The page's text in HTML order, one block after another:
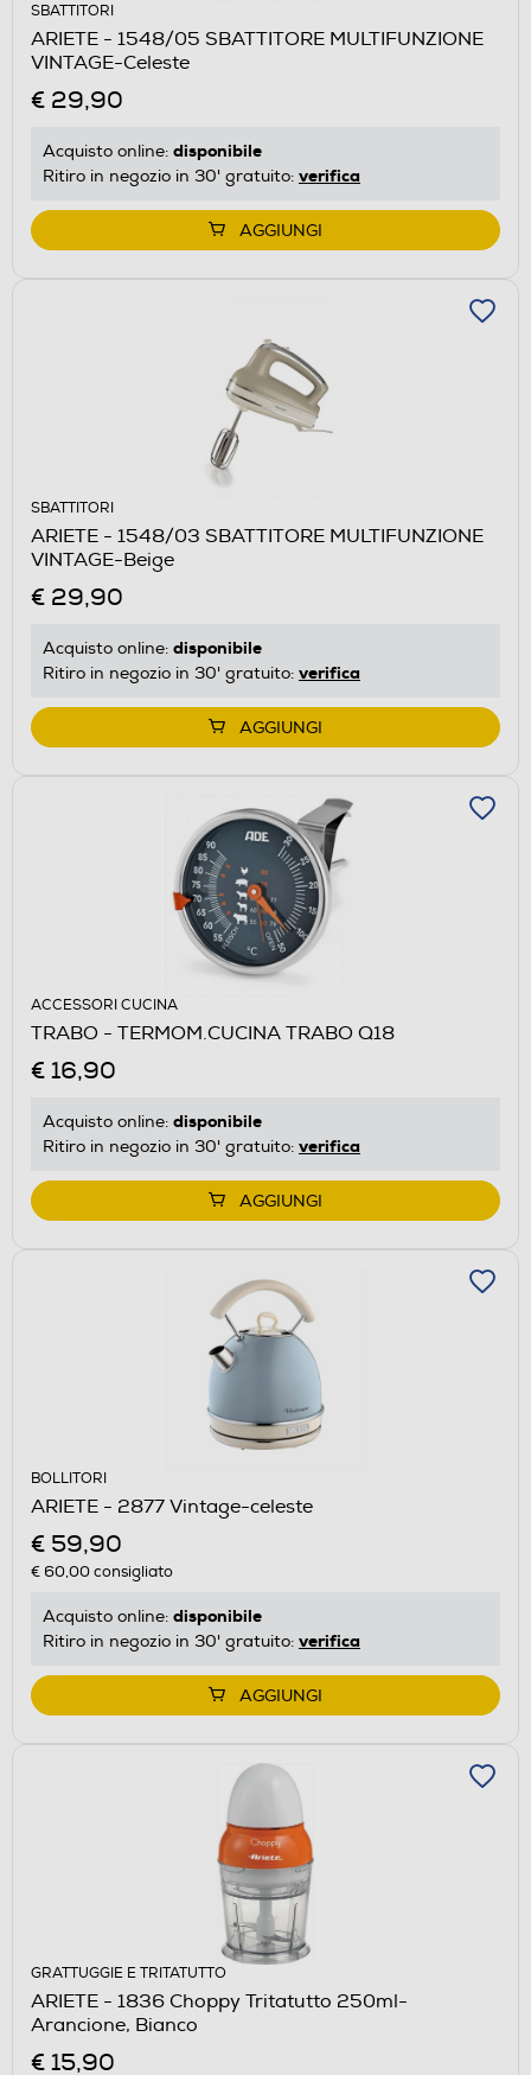
SBATTITORI
ARIETE - 1548/05 SBATTITORE MULTIFUNZIONE
VINTAGE-Celeste
€ 29,90
Acquisto online: disponibile
Ritiro in negozio in 30' gratuito: verifica
AGGIUNGI
SBATTITORI
ARIETE - 1548/03 SBATTITORE MULTIFUNZIONE
VINTAGE-Beige
€ 29,90
Acquisto online: disponibile
Ritiro in negozio in 30' gratuito: verifica
AGGIUNGI
ACCESSORI CUCINA
TRABO - TERMOM.CUCINA TRABO Q18
€ 16,90
Acquisto online: disponibile
Ritiro in negozio in 30' gratuito: verifica
AGGIUNGI
BOLLITORI
ARIETE - 2877 Vintage-celeste
€ 59,90
€ 60,00consigliato
Acquisto online: disponibile
Ritiro in negozio in 30' gratuito: verifica
AGGIUNGI
GRATTUGGIE E TRITATUTTO
ARIETE - 1836 Choppy Tritatutto 250ml-
Arancione, Bianco
€ 15,90